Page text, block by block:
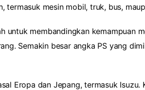
termasuk mesin mobil, truk, bus,
untuk membandingkan kemampuan
Semakin besar angka PS yang
Eropa dan Jepang, termasuk Isuzu.